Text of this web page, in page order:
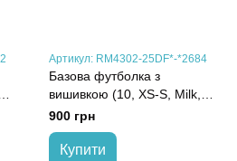
Артикул: RM4302-25DF*-*2684
Базова футболка з
вишивкою (10, XS-S, Milk,
молочний)
900 грн
Купити